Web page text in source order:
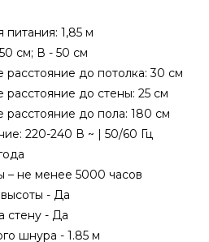
питания: 1,85 м
см; В - 50 см
до потолка: 30 см
до стены: 25 см
до пола: 180 см
220-240 В ~ | 50/60 Гц
– не менее 5000 часов
- Да
стену - Да
шнура - 1.85 м